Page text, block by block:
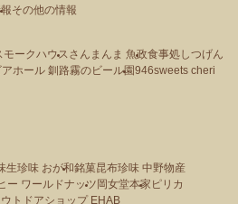
その他の情報
モークハウスさんまんま 魚政食事処しつげん
アホール 釧路霧のビール園946sweets cheri
生珍味 おが和銘菓昆布珍味 中野物産
ー ワールドナッツ 岡女堂本家 ピリカ
ウトドアショップ EHAB